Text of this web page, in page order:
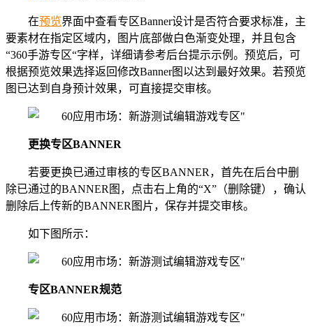
在预览界面中查看专区Banner设计是否符合要求标准，主
要素材在指定区域内，图片底部做白色渐变处理，并且包含
“360手游专区“字样，详细请参考后台提示示例。预览后，可
根据预览效果选择返回修改Banner图以达到最好效果。若预览
图已达到自身预计效果，可直接提交审核。
更换专区BANNER
若要更换已通过审核的专区BANNER，首先在后台中删
除已通过的BANNER图，点击右上角的“X”（删除键），确认
删除后上传新的BANNER图片，保存并提交审核。
如下图所示：
专区BANNER规范